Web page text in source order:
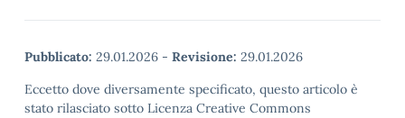
Pubblicato: 29.01.2026 - Revisione: 29.01.2026
Eccetto dove diversamente specificato, questo articolo è
stato rilasciato sotto Licenza Creative Commons